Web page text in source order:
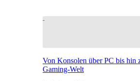
Von Konsolen über PC bis hin
Gaming-Welt